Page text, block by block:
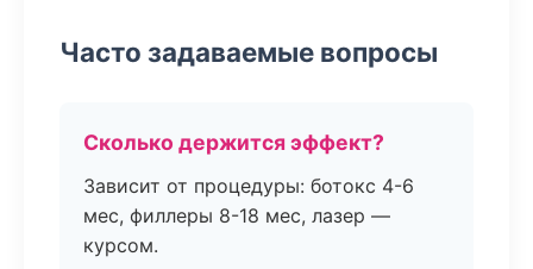
Часто задаваемые вопросы
Сколько держится эффект?
Зависит от процедуры: ботокс 4-6
мес, филлеры 8-18 мес, лазер —
курсом.